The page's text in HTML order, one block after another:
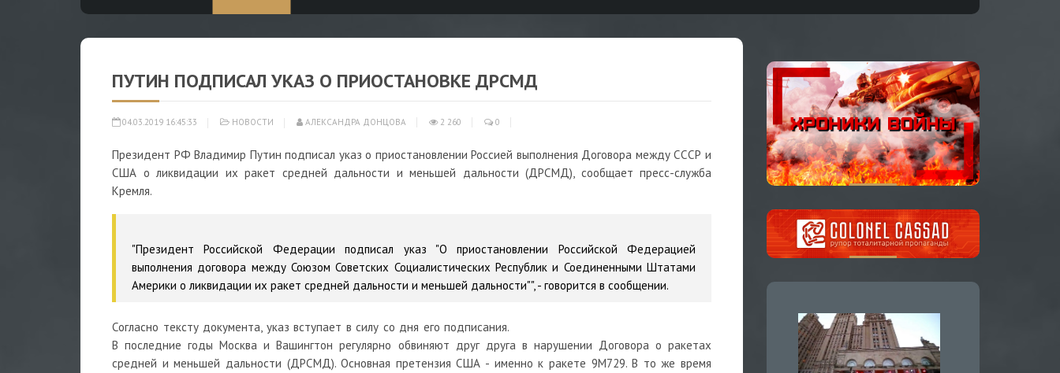
ПУТИН ПОДПИСАЛ УКАЗ О ПРИОСТАНОВКЕ ДРСМД
04.03.2019 16:45:33 НОВОСТИ АЛЕКСАНДРА ДОНЦОВА 2 260 0
Президент РФ Владимир Путин подписал указ о приостановлении Россией выполнения Договора между СССР и
США о ликвидации их ракет средней дальности и меньшей дальности (ДРСМД), сообщает пресс-служба
Кремля.
"Президент Российской Федерации подписал указ "О приостановлении Российской Федерацией
выполнения договора между Союзом Советских Социалистических Республик и Соединенными Штатами
Америки о ликвидации их ракет средней дальности и меньшей дальности"", - говорится в сообщении.
Согласно тексту документа, указ вступает в силу со дня его подписания.
В последние годы Москва и Вашингтон регулярно обвиняют друг друга в нарушении Договора о ракетах
средней и меньшей дальности (ДРСМД). Основная претензия США - именно к ракете 9М729. В то же время